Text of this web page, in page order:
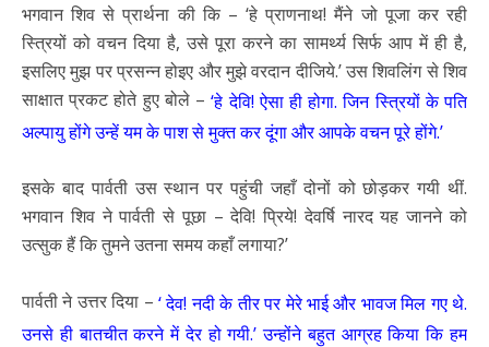
भगवान शिव से प्रार्थना की कि – ‘हे प्राणनाथ! मैंने जो पूजा कर रही
स्त्रियों को वचन दिया है, उसे पूरा करने का सामर्थ्य सिर्फ आप में ही है,
इसलिए मुझ पर प्रसन्न होइए और मुझे वरदान दीजिये.’ उस शिवलिंग से शिव
साक्षात प्रकट होते हुए बोले – ‘हे देवि! ऐसा ही होगा. जिन स्त्रियों के पति
अल्पायु होंगे उन्हें यम के पाश से मुक्त कर दूंगा और आपके वचन पूरे होंगे.’
इसके बाद पार्वती उस स्थान पर पहुंची जहाँ दोनों को छोड़कर गयी थीं.
भगवान शिव ने पार्वती से पूछा – देवि! प्रिये! देवर्षि नारद यह जानने को
उत्सुक हैं कि तुमने उतना समय कहाँ लगाया?’
पार्वती ने उत्तर दिया – ‘ देव! नदी के तीर पर मेरे भाई और भावज मिल गए थे.
उनसे ही बातचीत करने में देर हो गयी.’ उन्होंने बहुत आग्रह किया कि हम